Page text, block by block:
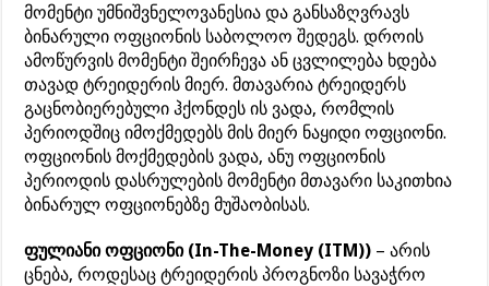
მომენტი უმნიშვნელოვანესია და განსაზღვრავს
ბინარული ოფციონის საბოლოო შედეგს. დროის
ამოწურვის მომენტი შეირჩევა ან ცვლილება ხდება
თავად ტრეიდერის მიერ. მთავარია ტრეიდერს
გაცნობიერებული ჰქონდეს ის ვადა, რომლის
პერიოდშიც იმოქმედებს მის მიერ ნაყიდი ოფციონი.
ოფციონის მოქმედების ვადა, ანუ ოფციონის
პერიოდის დასრულების მომენტი მთავარი საკითხია
ბინარულ ოფციონებზე მუშაობისას.
ფულიანი ოფციონი (In-The-Money (ITM)) – არის
ცნება, როდესაც ტრეიდერის პროგნოზი სავაჭრო